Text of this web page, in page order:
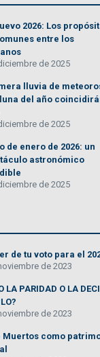
2026: Los
entre los
de 2025
lluvia de
del año
de 2025
de enero de 2026: un
astronómico
de 2025
de tu voto para el
de 2023
LA PARIDAD O LA
de 2023
Muertos como